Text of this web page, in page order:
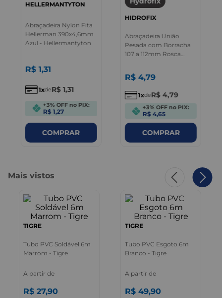
HELLERMANTYTON
Abraçadeira Nylon Fita
Hellerman 390x4,6mm
Azul - Hellermantyton
R$ 1,31
1 deR$ 1,31
+3% OFF no PIX:
R$ 1,27
COMPRAR
HIDROFIX
Abraçadeira União
Pesada com Borracha
107 a 112mm Rosca
R$ 4,79
1 deR$ 4,79
+3% OFF no PIX:
R$ 4,65
COMPRAR
Mais vistos
TIGRE
Tubo PVC Soldável 6m
Marrom - Tigre
A partir de
R$ 27,90
TIGRE
Tubo PVC Esgoto 6m
Branco - Tigre
A partir de
R$ 49,90